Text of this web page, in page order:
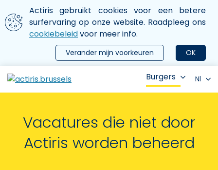
Aller au contenu principal
We gebruiken cookies
Actiris gebruikt cookies voor een betere
surfervaring op onze website. Raadpleeg ons
cookiebeleidvoor meer info.
OK
Verander mijn voorkeuren
le menu
Burgers Nl
Vacatures die niet door
Actiris worden beheerd